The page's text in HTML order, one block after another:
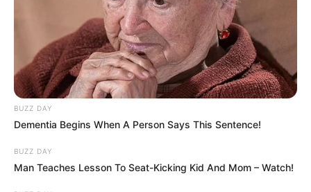
A kérdés csak az: mi lehet az?
BUZZ DAY
Dementia Begins When A Person Says This Sentence!
BUZZ DAY
Man Teaches Lesson To Seat-Kicking Kid And Mom – Watch!